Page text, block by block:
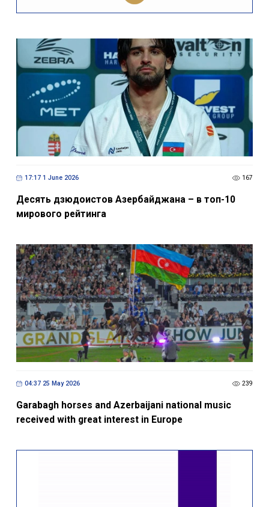
17:17 1 June 2026 167
Десять дзюдоистов Азербайджана – в топ-10
мирового рейтинга
04:37 25 May 2026 239
Garabagh horses and Azerbaijani national music
received with great interest in Europe